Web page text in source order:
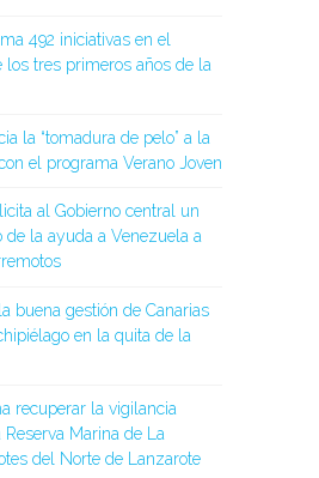
492 iniciativas en el
los tres primeros años de la
la “tomadura de pelo” a la
el programa Verano Joven
al Gobierno central un
de la ayuda a Venezuela a
buena gestión de Canarias
en la quita de la
recuperar la vigilancia
Marina de La
del Norte de Lanzarote